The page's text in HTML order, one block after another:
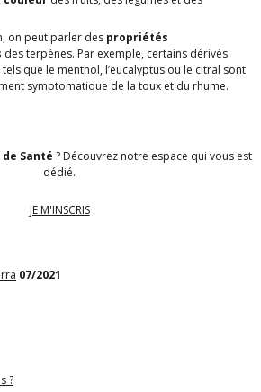
on peut parler des propriétés
des terpènes. Par exemple, certains dérivés
que le menthol, l’eucalyptus ou le citral sont
symptomatique de la toux et du rhume.
Santé ? Découvrez notre espace qui vous est
dédié.
JE M'INSCRIS
07/2021
?